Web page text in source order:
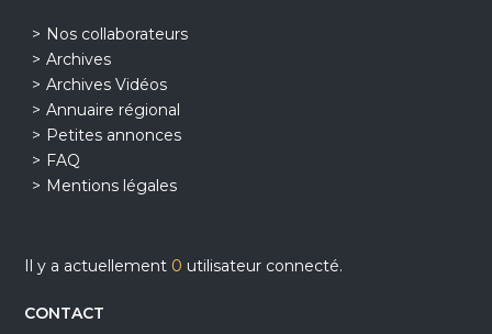
Nos collaborateurs
Archives
Archives Vidéos
Annuaire régional
Petites annonces
FAQ
Mentions légales
Il y a actuellement 0 utilisateur connecté.
CONTACT